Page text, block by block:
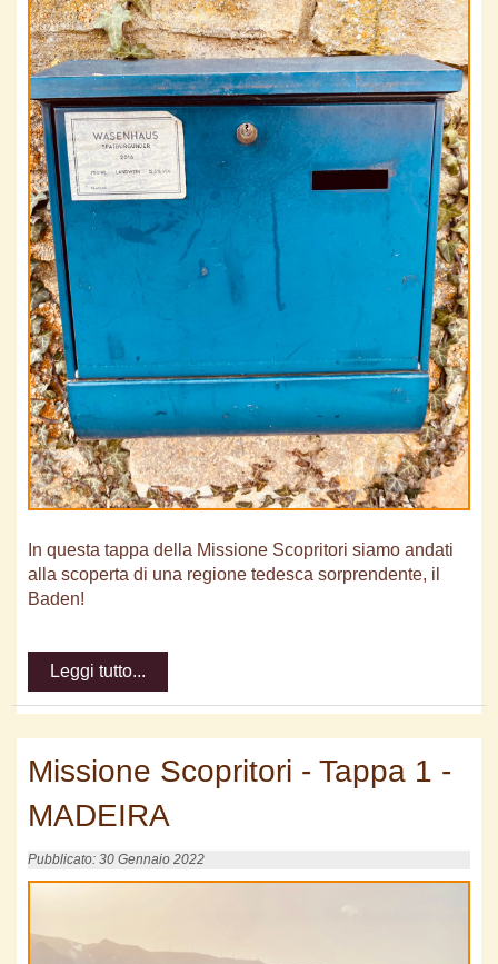
In questa tappa della Missione Scopritori siamo andati
alla scoperta di una regione tedesca sorprendente, il
Baden!
Leggi tutto...
Missione Scopritori - Tappa 1 -
MADEIRA
Pubblicato: 30 Gennaio 2022